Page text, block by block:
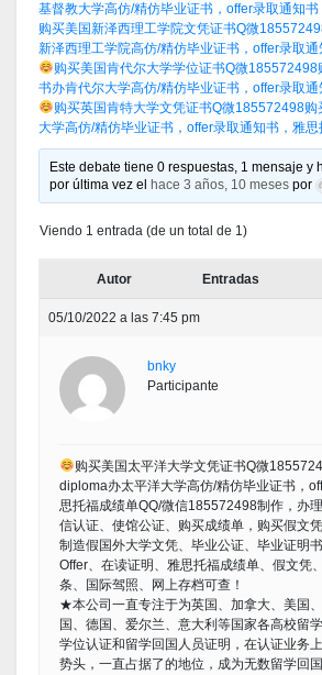
基督教大学高仿/精仿毕业证书，offer录取通知
购买美国新泽西理工学院文凭证书Q微
新泽西理工学院高仿/精仿毕业证书，offer录取
购买美国肯代尔大学学位证书Q微185572498
书办肯代尔大学高仿/精仿毕业证书，offer录取
购买英国肯特大学文凭证书Q微185572498
大学高仿/精仿毕业证书，offer录取通知书，雅
Este debate tiene 0 respuestas, 1 mensaje y
por última vez el
hace 3 años, 10 meses por
Viendo 1 entrada (de un total de 1)
Autor Entradas
05/10/2022 a las 7:45 pm
bnky
Participante
购买美国太平洋大学文凭证书Q微
diploma办太平洋大学高仿/精仿毕业证书，
思托福成绩单QQ/微信185572498制作，办
信认证、使馆公证、购买成绩单，购买假文
制造假国外大学文凭、毕业公证、毕业证明书
Offer、在读证明、雅思托福成绩单、假文凭
条、国际驾照、网上存档可查！
★本公司一直专注于为英国、加拿大、美国
国、德国、爱尔兰、意大利等国家各高校留
学位认证和留学回国人员证明，在认证业务
势头，一直占据了的地位，成为无数留学回